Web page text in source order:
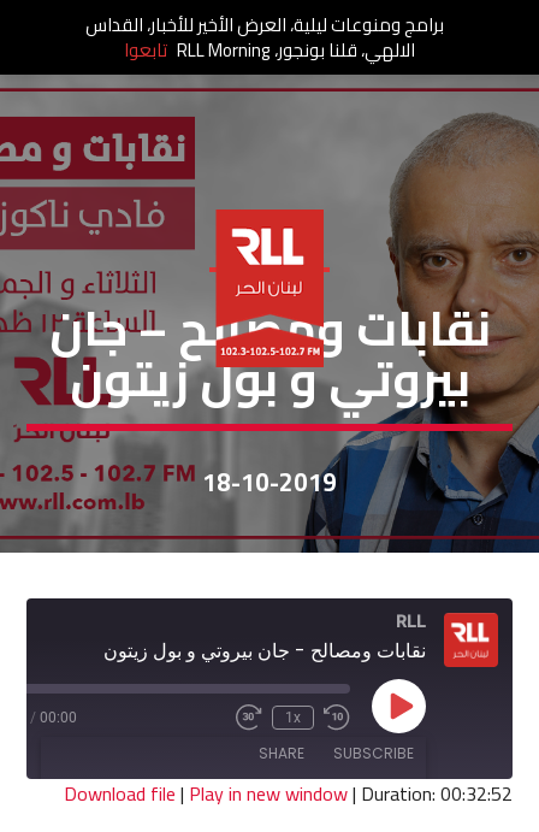
نقابات ومصالح
نقابات ومصالح – جان
بيروتي و بول زيتون
18-10-2019
RLL
نقابات ومصالح - جان بيروتي و بول زيتون
Play
Episode
Rewind
10
Seconds
1x
Fast
seconds
00:00
/
SUBSCRIBE
SHARE
Download file| Play in new window| Duration: 00:32:52
برامج ومنوعات ليلية، العرض الأخير للأخبار، القداس
الالهي، قلنا بونجور، RLL Morning تابعوا